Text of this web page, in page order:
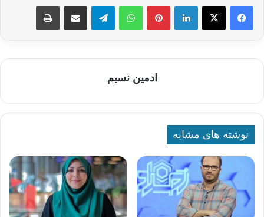
لینکدین پینترستواتس آپ تلگرام اشتراک گذاری از طریق ایمیل چاپ
ادمین نسیم
نوشته های مشابه